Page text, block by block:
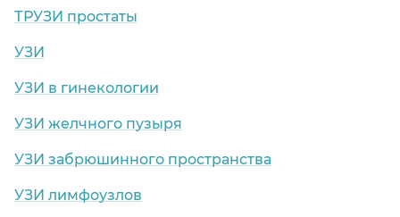
ТРУЗИ простаты
УЗИ
УЗИ в гинекологии
УЗИ желчного пузыря
УЗИ забрюшинного пространства
УЗИ лимфоузлов